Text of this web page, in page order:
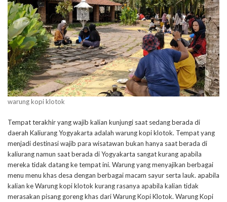
warung kopi klotok
Tempat terakhir yang wajib kalian kunjungi saat sedang berada di
daerah Kaliurang Yogyakarta adalah warung kopi klotok. Tempat yang
menjadi destinasi wajib para wisatawan bukan hanya saat berada di
kaliurang namun saat berada di Yogyakarta sangat kurang apabila
mereka tidak datang ke tempat ini. Warung yang menyajikan berbagai
menu menu khas desa dengan berbagai macam sayur serta lauk. apabila
kalian ke Warung kopi klotok kurang rasanya apabila kalian tidak
merasakan pisang goreng khas dari Warung Kopi Klotok. Warung Kopi